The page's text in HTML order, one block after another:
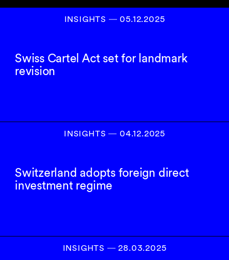
INSIGHTS ― 05.12.2025
Swiss Cartel Act set for landmark
revision
INSIGHTS― 04.12.2025
Switzerland adopts foreign direct
investment regime
INSIGHTS ― 28.03.2025